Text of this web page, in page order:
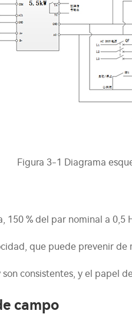
Figura 3-1 Diagrama
150 % del par nominal a 0,5
que puede prevenir
consistentes, y el papel
campo